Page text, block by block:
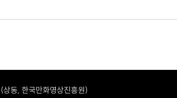
동, 한국만화영상진흥원)